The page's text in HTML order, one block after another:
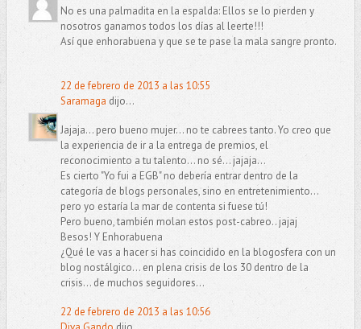
No es una palmadita en la espalda: Ellos se lo pierden y
nosotros ganamos todos los días al leerte!!!
Así que enhorabuena y que se te pase la mala sangre pronto.
22 de febrero de 2013 a las 10:55
Saramaga dijo...
Jajaja... pero bueno mujer... no te cabrees tanto. Yo creo que
la experiencia de ir a la entrega de premios, el
reconocimiento a tu talento... no sé... jajaja...
Es cierto "Yo fui a EGB" no debería entrar dentro de la
categoría de blogs personales, sino en entretenimiento...
pero yo estaría la mar de contenta si fuese tú!
Pero bueno, también molan estos post-cabreo.. jajaj
Besos! Y Enhorabuena
¿Qué le vas a hacer si has coincidido en la blogosfera con un
blog nostálgico... en plena crisis de los 30 dentro de la
crisis... de muchos seguidores...
22 de febrero de 2013 a las 10:56